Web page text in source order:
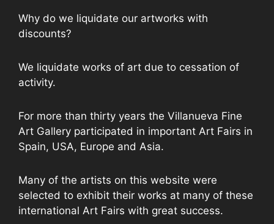
Why do we liquidate our artworks with
discounts?
We liquidate works of art due to cessation of
activity.
For more than thirty years the Villanueva Fine
Art Gallery participated in important Art Fairs in
Spain, USA, Europe and Asia.
Many of the artists on this website were
selected to exhibit their works at many of these
international Art Fairs with great success.